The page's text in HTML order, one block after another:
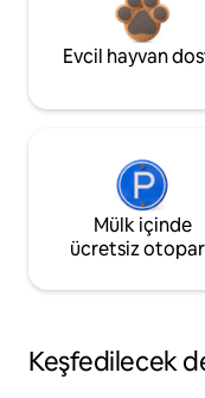
Evcil hayvan
Mülk içinde
ücretsiz
Keşfedilecek